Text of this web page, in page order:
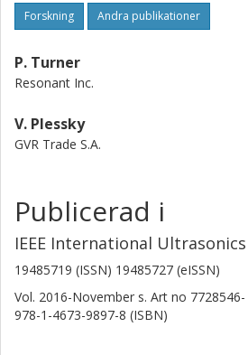
Forskning Andra publikationer
P. Turner
Resonant Inc.
V. Plessky
GVR Trade S.A.
Publicerad i
IEEE International
19485719 (ISSN) 19485727 (eISSN)
Vol. 2016-November s. Art no 7728546-
978-1-4673-9897-8 (ISBN)